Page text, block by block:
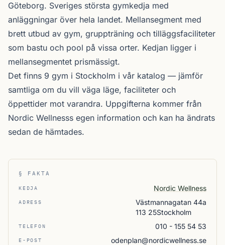
Göteborg. Sveriges största gymkedja med
anläggningar över hela landet. Mellansegment med
brett utbud av gym, gruppträning och tilläggsfaciliteter
som bastu och pool på vissa orter. Kedjan ligger i
mellansegmentet prismässigt.
Det finns 9 gym i Stockholm i vår katalog — jämför
samtliga om du vill väga läge, faciliteter och
öppettider mot varandra. Uppgifterna kommer från
Nordic Wellnesss egen information och kan ha ändrats
sedan de hämtades.
§ FAKTA
KEDJA Nordic Wellness
ADRESS
Västmannagatan 44a
113 25Stockholm
TELEFON 010 - 155 54 53
E-POST odenplan@nordicwellness.se